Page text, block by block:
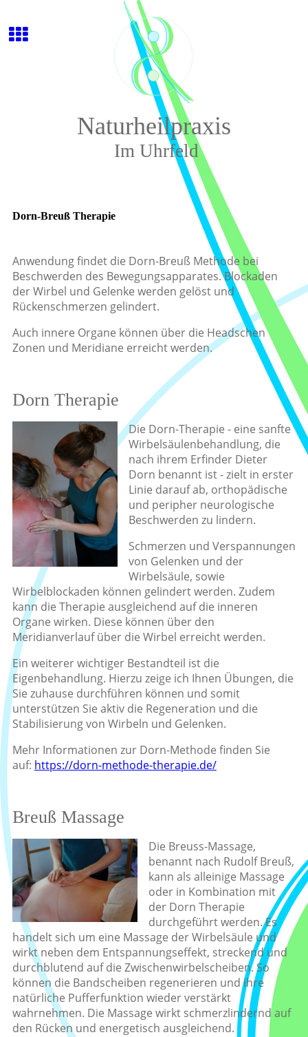
Naturheilpraxis
Im Uhrfeld
Dorn-Breuß Therapie
Anwendung findet die Dorn-Breuß Methode bei
Beschwerden des Bewegungsapparates. Blockaden
der Wirbel und Gelenke werden gelöst und
Rückenschmerzen gelindert.
Auch innere Organe können über die Headschen
Zonen und Meridiane erreicht werden.
Dorn Therapie
Die Dorn-Therapie - eine sanfte
Wirbelsäulenbehandlung, die
nach ihrem Erfinder Dieter
Dorn benannt ist - zielt in erster
Linie darauf ab, orthopädische
und peripher neurologische
Beschwerden zu lindern.
Schmerzen und Verspannungen
von Gelenken und der
Wirbelsäule, sowie
Wirbelblockaden können gelindert werden. Zudem
kann die Therapie ausgleichend auf die inneren
Organe wirken. Diese können über den
Meridianverlauf über die Wirbel erreicht werden.
Ein weiterer wichtiger Bestandteil ist die
Eigenbehandlung. Hierzu zeige ich Ihnen Übungen, die
Sie zuhause durchführen können und somit
unterstützen Sie aktiv die Regeneration und die
Stabilisierung von Wirbeln und Gelenken.
Mehr Informationen zur Dorn-Methode finden Sie
auf: https://dorn-methode-therapie.de/
Breuß Massage
Die Breuss-Massage,
benannt nach Rudolf Breuß,
kann als alleinige Massage
oder in Kombination mit
der Dorn Therapie
durchgeführt werden. Es
handelt sich um eine Massage der Wirbelsäule und
wirkt neben dem Entspannungseffekt, streckend und
durchblutend auf die Zwischenwirbelscheiben. So
können die Bandscheiben regenerieren und ihre
natürliche Pufferfunktion wieder verstärkt
wahrnehmen. Die Massage wirkt schmerzlindernd auf
den Rücken und energetisch ausgleichend.